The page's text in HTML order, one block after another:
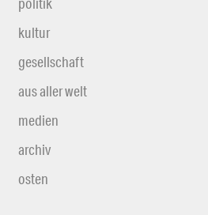
kultur
gesellschaft
aus aller welt
medien
archiv
osten